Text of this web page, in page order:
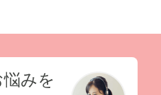
みを